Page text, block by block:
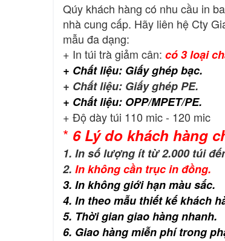
Qúy khách hàng có nhu cầu in
nhà cung cấp. Hãy liên hệ Cty
mẫu đa dạng:
+ In túi trà giảm cân: có 3 loại
+ Chất liệu: Giấy ghép bạc.
+ Chất liệu: Giấy ghép PE.
+ Chất liệu: OPP/MPET/PE.
+ Độ dày túi 110 mic - 120 mic
* 6 Lý do khách hàng
1. In số lượng ít từ 2.000 túi
2. In không cần trục in đồng.
3. In không giới hạn màu sắc.
4. In theo mẫu thiết kế khách
5. Thời gian giao hàng nhanh.
6. Giao hàng miễn phí trong